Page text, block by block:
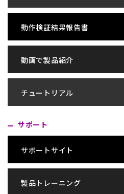
動作検証結果報告書
動画で製品紹介
チュートリアル
サポート
サポートサイト
製品トレーニング